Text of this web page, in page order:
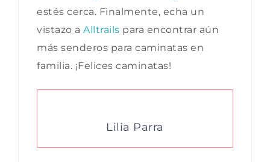
estés cerca. Finalmente, echa un
vistazo a Alltrails para encontrar aún
más senderos para caminatas en
familia. ¡Felices caminatas!
Lilia Parra